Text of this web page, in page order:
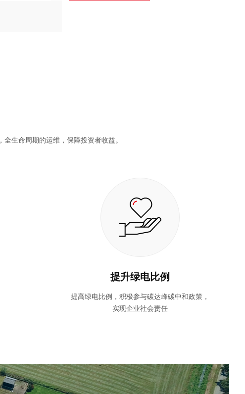
生命周期的运维，保障投资者收益。
提升绿电比例
提高绿电比例，积极参与碳达峰碳中和政策，
实现企业社会责任